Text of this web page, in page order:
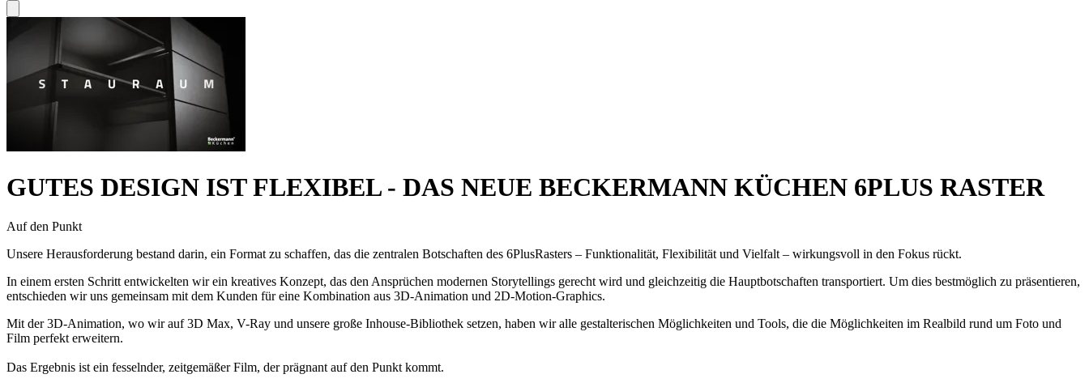
GUTES DESIGN IST FLEXIBEL - DAS NEUE BECKERMANN KÜCHEN 6PLUS RASTER
Auf den Punkt
Unsere Herausforderung bestand darin, ein Format zu schaffen, das die zentralen Botschaften des 6PlusRasters – Funktionalität, Flexibilität und Vielfalt – wirkungsvoll in den Fokus rückt.
In einem ersten Schritt entwickelten wir ein kreatives Konzept, das den Ansprüchen modernen Storytellings gerecht wird und gleichzeitig die Hauptbotschaften transportiert. Um dies bestmöglich zu präsentieren,
entschieden wir uns gemeinsam mit dem Kunden für eine Kombination aus 3D-Animation und 2D-Motion-Graphics.
Mit der 3D-Animation, wo wir auf 3D Max, V-Ray und unsere große Inhouse-Bibliothek setzen, haben wir alle gestalterischen Möglichkeiten und Tools, die die Möglichkeiten im Realbild rund um Foto und
Film perfekt erweitern.
Das Ergebnis ist ein fesselnder, zeitgemäßer Film, der prägnant auf den Punkt kommt.